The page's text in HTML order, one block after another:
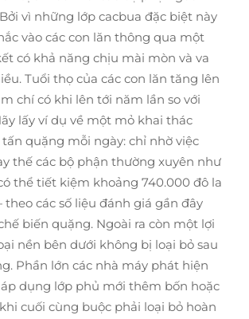
Bởi vì những lớp cacbua đặc biệt này
vào các con lăn thông qua một
có khả năng chịu mài mòn và va
Tuổi thọ của các con lăn tăng lên
chí có khi lên tới năm lần so với
lấy ví dụ về một mỏ khai thác
tấn quặng mỗi ngày: chỉ nhờ việc
thế các bộ phận thường xuyên như
thể tiết kiệm khoảng 740.000 đô la
các số liệu đánh giá gần đây
biến quặng. Ngoài ra còn một lợi
nền bên dưới không bị loại bỏ sau
Phần lớn các nhà máy phát hiện
dụng lớp phủ mới thêm bốn hoặc
cuối cùng buộc phải loại bỏ hoàn